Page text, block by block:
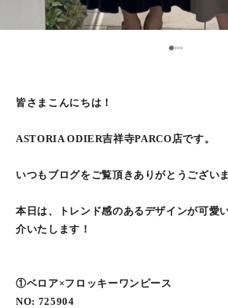
123
皆さまこんにちは！
ASTORIA ODIER吉祥寺PARCO店です。
いつもブログをご覧頂きありがとうござい
本日は、トレンド感のあるデザインが可愛
介いたします！
①ベロア×フロッキーワンピース
NO: 725904